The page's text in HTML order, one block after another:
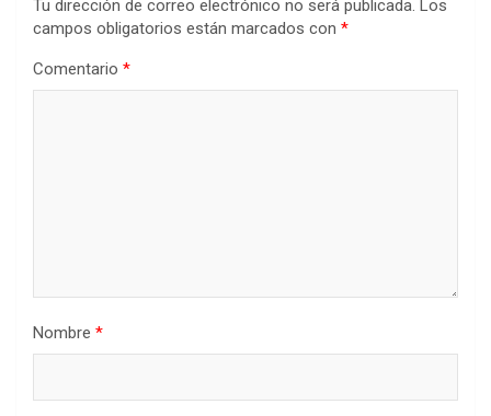
Tu dirección de correo electrónico no será publicada.
Los
campos obligatorios están marcados con *
Comentario *
Nombre *